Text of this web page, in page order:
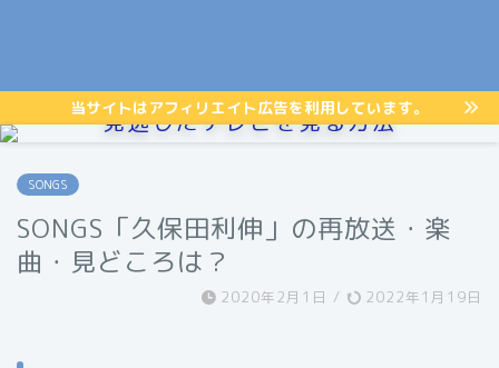
当サイトはアフィリエイト広告を利用しています。
見逃したテレビを見る方法
SONGS
SONGS「久保田利伸」の再放送・楽
曲・見どころは？
2020年2月1日 / 2022年1月19日